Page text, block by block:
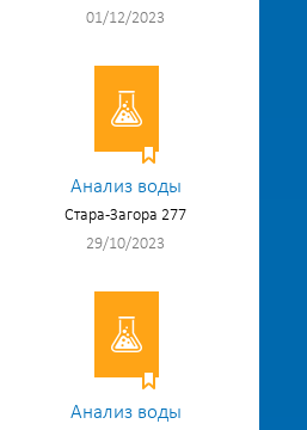
01/12/2023
Анализ воды
Стара-Загора 277
29/10/2023
Анализ воды